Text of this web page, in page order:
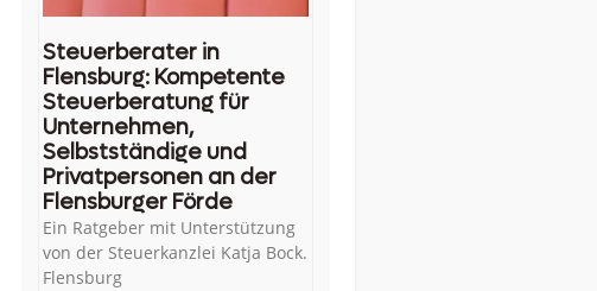
Steuerberater in
Flensburg: Kompetente
Steuerberatung für
Unternehmen,
Selbstständige und
Privatpersonen an der
Flensburger Förde
Ein Ratgeber mit Unterstützung
von der Steuerkanzlei Katja Bock.
Flensburg